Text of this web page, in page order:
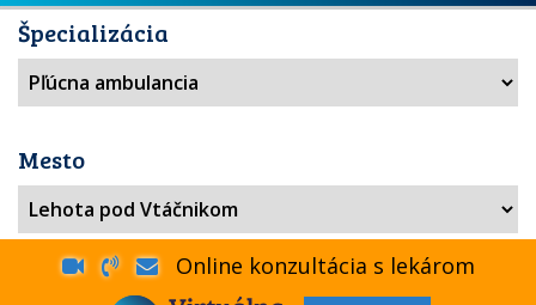
Špecializácia
Mesto
Online konzultácia s lekárom